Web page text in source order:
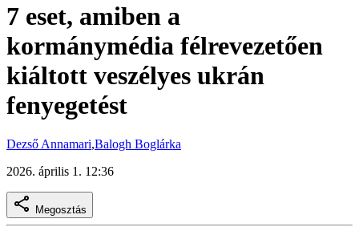
7 eset, amiben a
kormánymédia félrevezetően
kiáltott veszélyes ukrán
fenyegetést
Dezső Annamari,Balogh Boglárka
2026. április 1. 12:36
Megosztás